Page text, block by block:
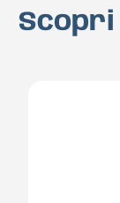
Scopri